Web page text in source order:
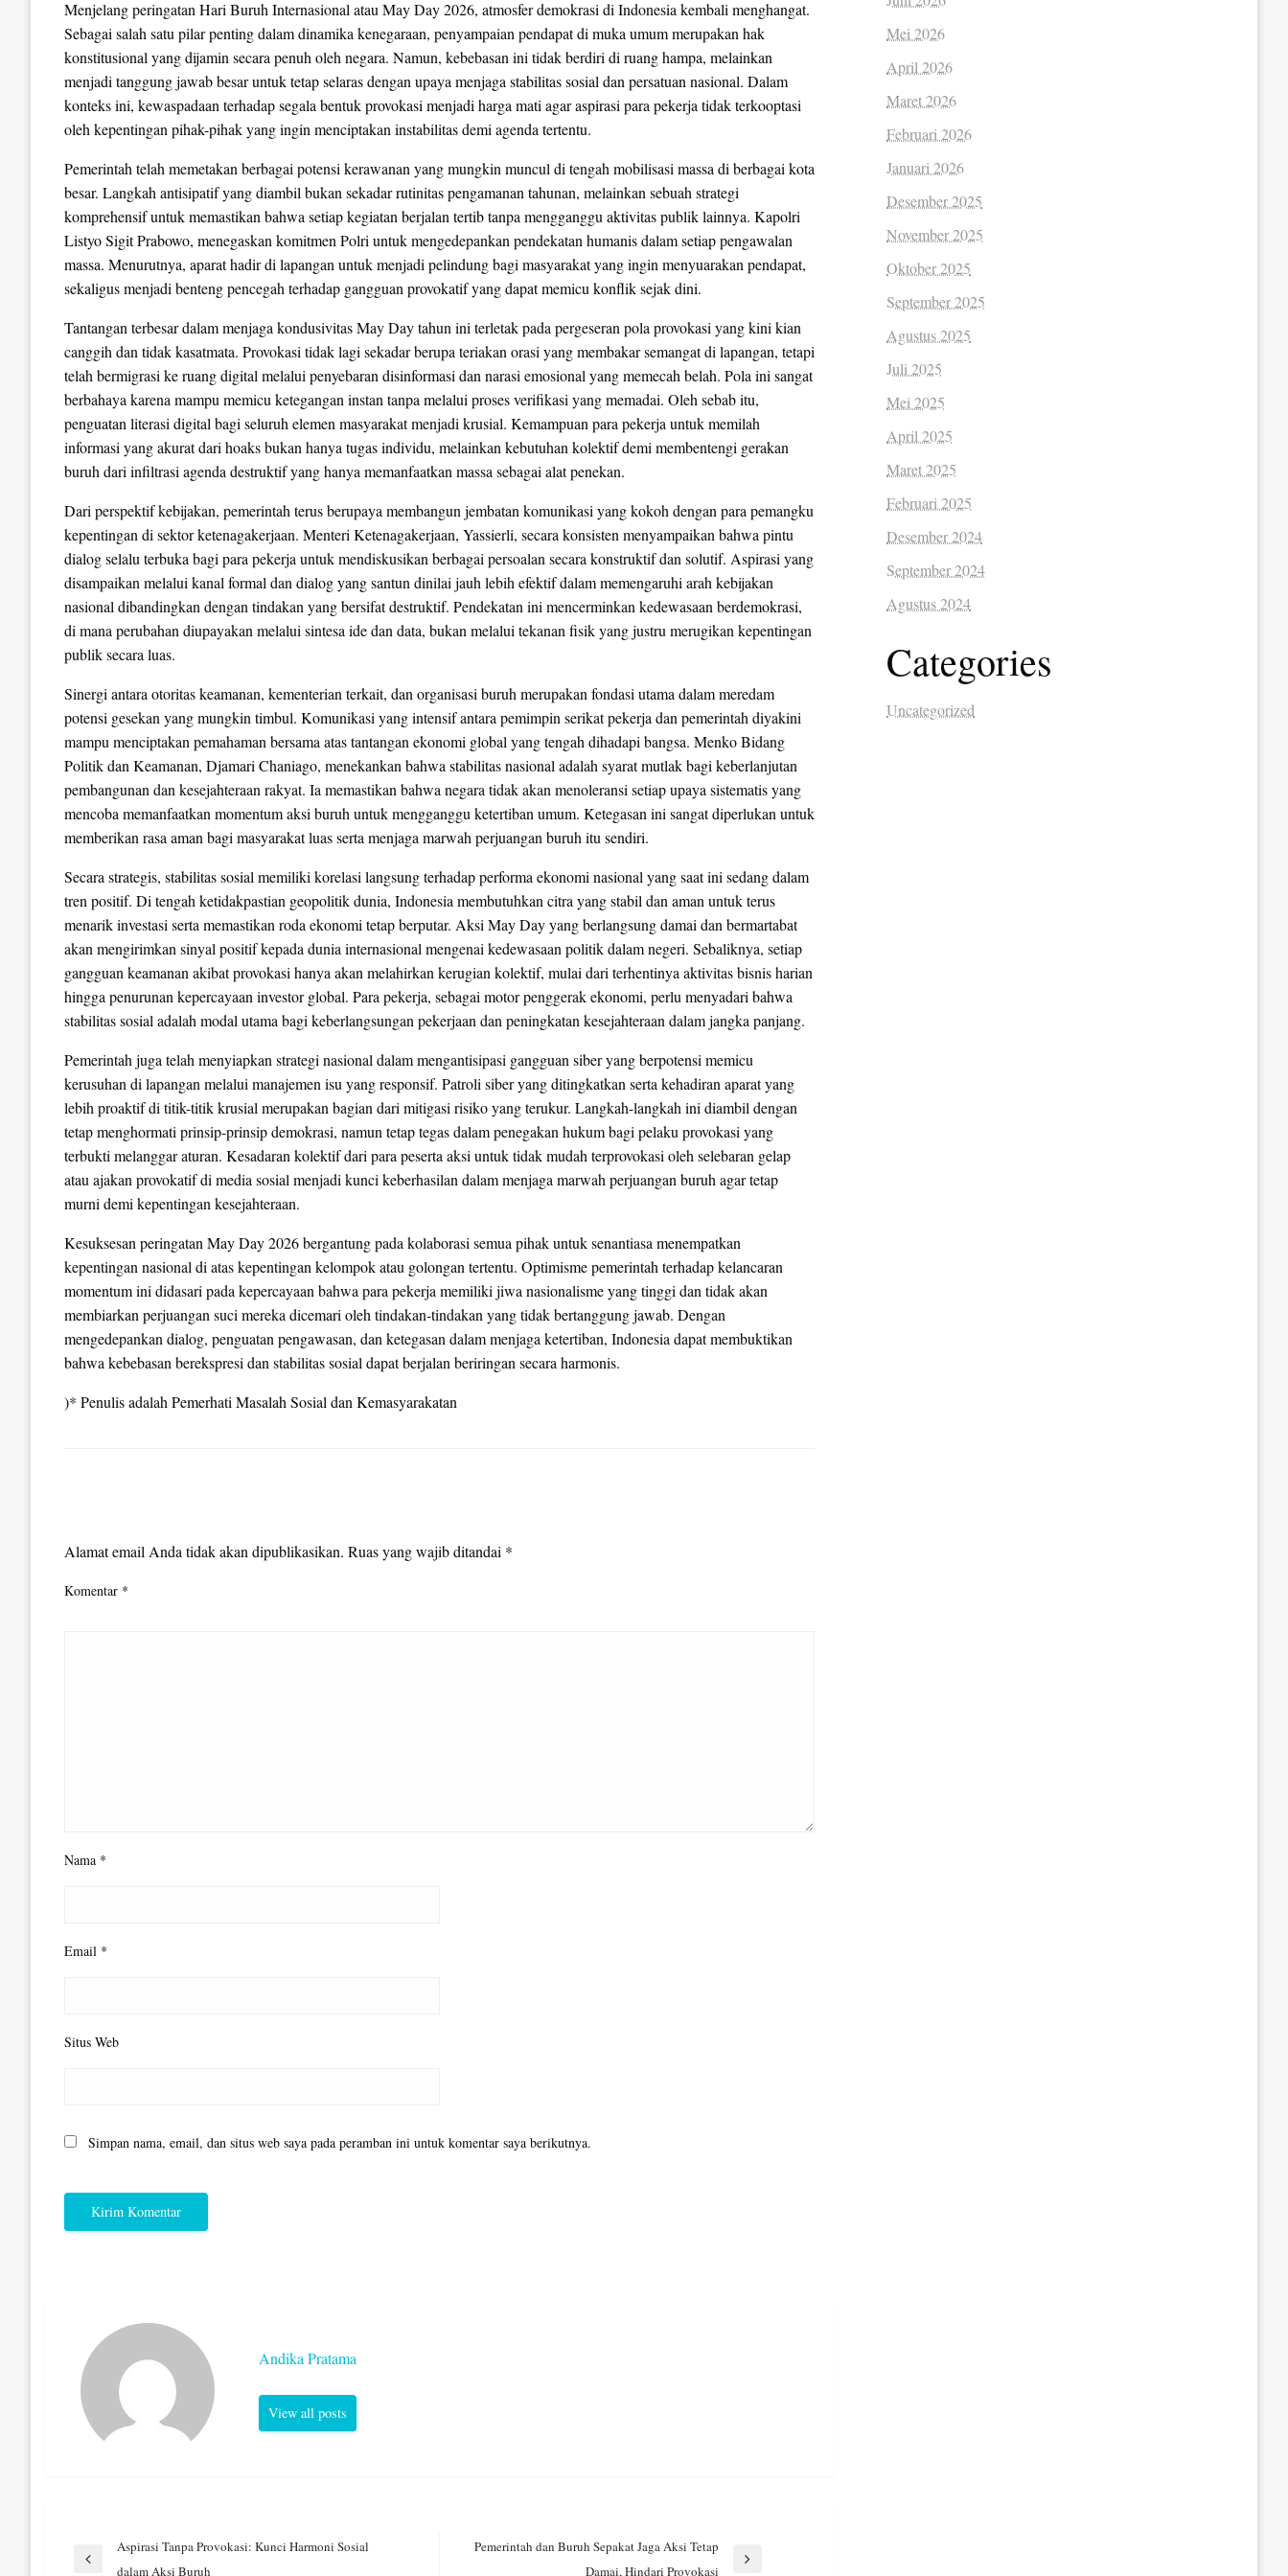
Menjelang peringatan Hari Buruh Internasional atau May Day 2026, atmosfer demokrasi di Indonesia kembali menghangat.
Sebagai salah satu pilar penting dalam dinamika kenegaraan, penyampaian pendapat di muka umum merupakan hak
konstitusional yang dijamin secara penuh oleh negara. Namun, kebebasan ini tidak berdiri di ruang hampa, melainkan
menjadi tanggung jawab besar untuk tetap selaras dengan upaya menjaga stabilitas sosial dan persatuan nasional. Dalam
konteks ini, kewaspadaan terhadap segala bentuk provokasi menjadi harga mati agar aspirasi para pekerja tidak terkooptasi
oleh kepentingan pihak-pihak yang ingin menciptakan instabilitas demi agenda tertentu.
Pemerintah telah memetakan berbagai potensi kerawanan yang mungkin muncul di tengah mobilisasi massa di berbagai kota
besar. Langkah antisipatif yang diambil bukan sekadar rutinitas pengamanan tahunan, melainkan sebuah strategi
komprehensif untuk memastikan bahwa setiap kegiatan berjalan tertib tanpa mengganggu aktivitas publik lainnya. Kapolri
Listyo Sigit Prabowo, menegaskan komitmen Polri untuk mengedepankan pendekatan humanis dalam setiap pengawalan
massa. Menurutnya, aparat hadir di lapangan untuk menjadi pelindung bagi masyarakat yang ingin menyuarakan pendapat,
sekaligus menjadi benteng pencegah terhadap gangguan provokatif yang dapat memicu konflik sejak dini.
Tantangan terbesar dalam menjaga kondusivitas May Day tahun ini terletak pada pergeseran pola provokasi yang kini kian
canggih dan tidak kasatmata. Provokasi tidak lagi sekadar berupa teriakan orasi yang membakar semangat di lapangan, tetapi
telah bermigrasi ke ruang digital melalui penyebaran disinformasi dan narasi emosional yang memecah belah. Pola ini sangat
berbahaya karena mampu memicu ketegangan instan tanpa melalui proses verifikasi yang memadai. Oleh sebab itu,
penguatan literasi digital bagi seluruh elemen masyarakat menjadi krusial. Kemampuan para pekerja untuk memilah
informasi yang akurat dari hoaks bukan hanya tugas individu, melainkan kebutuhan kolektif demi membentengi gerakan
buruh dari infiltrasi agenda destruktif yang hanya memanfaatkan massa sebagai alat penekan.
Dari perspektif kebijakan, pemerintah terus berupaya membangun jembatan komunikasi yang kokoh dengan para pemangku
kepentingan di sektor ketenagakerjaan. Menteri Ketenagakerjaan, Yassierli, secara konsisten menyampaikan bahwa pintu
dialog selalu terbuka bagi para pekerja untuk mendiskusikan berbagai persoalan secara konstruktif dan solutif. Aspirasi yang
disampaikan melalui kanal formal dan dialog yang santun dinilai jauh lebih efektif dalam memengaruhi arah kebijakan
nasional dibandingkan dengan tindakan yang bersifat destruktif. Pendekatan ini mencerminkan kedewasaan berdemokrasi,
di mana perubahan diupayakan melalui sintesa ide dan data, bukan melalui tekanan fisik yang justru merugikan kepentingan
publik secara luas.
Sinergi antara otoritas keamanan, kementerian terkait, dan organisasi buruh merupakan fondasi utama dalam meredam
potensi gesekan yang mungkin timbul. Komunikasi yang intensif antara pemimpin serikat pekerja dan pemerintah diyakini
mampu menciptakan pemahaman bersama atas tantangan ekonomi global yang tengah dihadapi bangsa. Menko Bidang
Politik dan Keamanan, Djamari Chaniago, menekankan bahwa stabilitas nasional adalah syarat mutlak bagi keberlanjutan
pembangunan dan kesejahteraan rakyat. Ia memastikan bahwa negara tidak akan menoleransi setiap upaya sistematis yang
mencoba memanfaatkan momentum aksi buruh untuk mengganggu ketertiban umum. Ketegasan ini sangat diperlukan untuk
memberikan rasa aman bagi masyarakat luas serta menjaga marwah perjuangan buruh itu sendiri.
Secara strategis, stabilitas sosial memiliki korelasi langsung terhadap performa ekonomi nasional yang saat ini sedang dalam
tren positif. Di tengah ketidakpastian geopolitik dunia, Indonesia membutuhkan citra yang stabil dan aman untuk terus
menarik investasi serta memastikan roda ekonomi tetap berputar. Aksi May Day yang berlangsung damai dan bermartabat
akan mengirimkan sinyal positif kepada dunia internasional mengenai kedewasaan politik dalam negeri. Sebaliknya, setiap
gangguan keamanan akibat provokasi hanya akan melahirkan kerugian kolektif, mulai dari terhentinya aktivitas bisnis harian
hingga penurunan kepercayaan investor global. Para pekerja, sebagai motor penggerak ekonomi, perlu menyadari bahwa
stabilitas sosial adalah modal utama bagi keberlangsungan pekerjaan dan peningkatan kesejahteraan dalam jangka panjang.
Pemerintah juga telah menyiapkan strategi nasional dalam mengantisipasi gangguan siber yang berpotensi memicu
kerusuhan di lapangan melalui manajemen isu yang responsif. Patroli siber yang ditingkatkan serta kehadiran aparat yang
lebih proaktif di titik-titik krusial merupakan bagian dari mitigasi risiko yang terukur. Langkah-langkah ini diambil dengan
tetap menghormati prinsip-prinsip demokrasi, namun tetap tegas dalam penegakan hukum bagi pelaku provokasi yang
terbukti melanggar aturan. Kesadaran kolektif dari para peserta aksi untuk tidak mudah terprovokasi oleh selebaran gelap
atau ajakan provokatif di media sosial menjadi kunci keberhasilan dalam menjaga marwah perjuangan buruh agar tetap
murni demi kepentingan kesejahteraan.
Kesuksesan peringatan May Day 2026 bergantung pada kolaborasi semua pihak untuk senantiasa menempatkan
kepentingan nasional di atas kepentingan kelompok atau golongan tertentu. Optimisme pemerintah terhadap kelancaran
momentum ini didasari pada kepercayaan bahwa para pekerja memiliki jiwa nasionalisme yang tinggi dan tidak akan
membiarkan perjuangan suci mereka dicemari oleh tindakan-tindakan yang tidak bertanggung jawab. Dengan
mengedepankan dialog, penguatan pengawasan, dan ketegasan dalam menjaga ketertiban, Indonesia dapat membuktikan
bahwa kebebasan berekspresi dan stabilitas sosial dapat berjalan beriringan secara harmonis.
)* Penulis adalah Pemerhati Masalah Sosial dan Kemasyarakatan
Alamat email Anda tidak akan dipublikasikan. Ruas yang wajib ditandai *
Komentar *
Nama *
Email *
Situs Web
Simpan nama, email, dan situs web saya pada peramban ini untuk komentar saya berikutnya.
Andika Pratama
View all posts
Navigasi
Previous
Aspirasi Tanpa Provokasi: Kunci Harmoni Sosial
dalam Aksi Buruh
Pemerintah dan Buruh Sepakat Jaga Aksi Tetap
Damai, Hindari Provokasi
Mei 2026
April 2026
Maret 2026
Februari 2026
Januari 2026
Desember 2025
November 2025
Oktober 2025
September 2025
Agustus 2025
Juli 2025
Mei 2025
April 2025
Maret 2025
Februari 2025
Desember 2024
September 2024
Agustus 2024
Categories
Uncategorized